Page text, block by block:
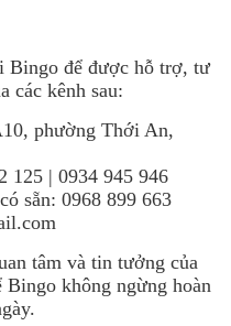
Bingo để được hỗ trợ, tư
các kênh sau:
phường Thới An,
125 | 0934 945 946
sẵn: 0968 899 663
tâm và tin tưởng của
không ngừng hoàn